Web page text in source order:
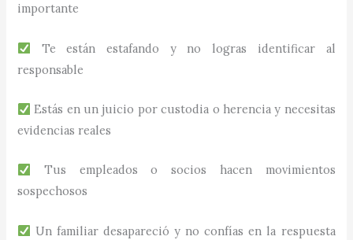
importante
Te están estafando y no logras identificar al
responsable
Estás en un juicio por custodia o herencia y necesitas
evidencias reales
Tus empleados o socios hacen movimientos
sospechosos
Un familiar desapareció y no confías en la respuesta